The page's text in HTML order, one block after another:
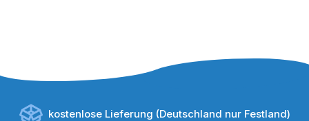
kostenlose Lieferung (Deutschland nur Festland)